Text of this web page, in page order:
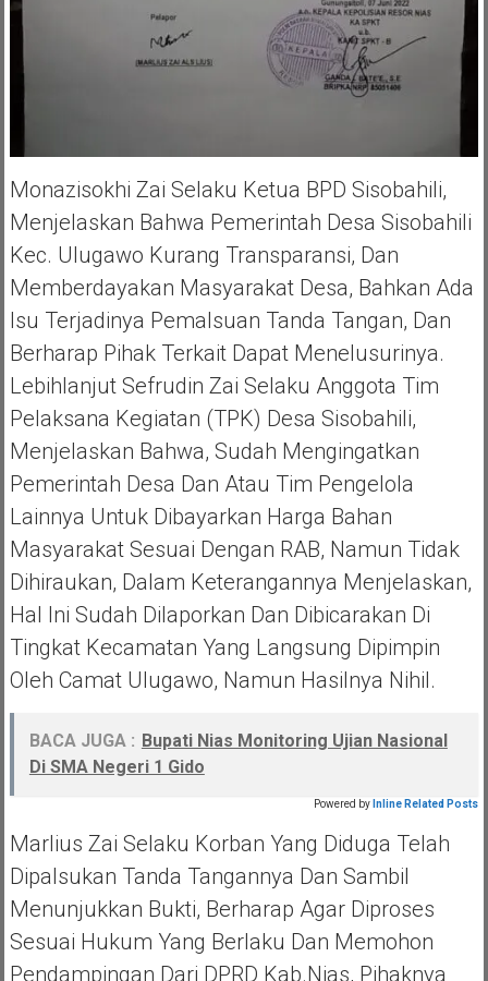
Monazisokhi Zai Selaku Ketua BPD Sisobahili,
Menjelaskan Bahwa Pemerintah Desa Sisobahili
Kec. Ulugawo Kurang Transparansi, Dan
Memberdayakan Masyarakat Desa, Bahkan Ada
Isu Terjadinya Pemalsuan Tanda Tangan, Dan
Berharap Pihak Terkait Dapat Menelusurinya.
Lebihlanjut Sefrudin Zai Selaku Anggota Tim
Pelaksana Kegiatan (TPK) Desa Sisobahili,
Menjelaskan Bahwa, Sudah Mengingatkan
Pemerintah Desa Dan Atau Tim Pengelola
Lainnya Untuk Dibayarkan Harga Bahan
Masyarakat Sesuai Dengan RAB, Namun Tidak
Dihiraukan, Dalam Keterangannya Menjelaskan,
Hal Ini Sudah Dilaporkan Dan Dibicarakan Di
Tingkat Kecamatan Yang Langsung Dipimpin
Oleh Camat Ulugawo, Namun Hasilnya Nihil.
BACA JUGA : Bupati Nias Monitoring Ujian Nasional
Di SMA Negeri 1 Gido
Powered by Inline Related Posts
Marlius Zai Selaku Korban Yang Diduga Telah
Dipalsukan Tanda Tangannya Dan Sambil
Menunjukkan Bukti, Berharap Agar Diproses
Sesuai Hukum Yang Berlaku Dan Memohon
Pendampingan Dari DPRD Kab.Nias, Pihaknya